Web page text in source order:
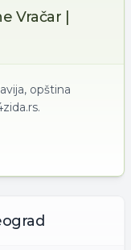
Vračar |
opština